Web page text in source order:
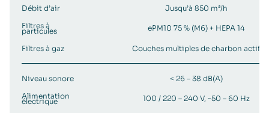
Débit d’air
Jusqu’à 850 m³/h
Filtres à
particules ePM10 75 % (M6) + HEPA 14
Filtres à gaz Couches multiples de charbon actif
Niveau sonore
< 26 – 38 dB(A)
Alimentation
électrique 100 / 220 – 240 V, ~50 – 60 Hz